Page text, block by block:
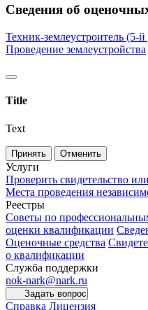
Сведения об
Техник-землеустроитель (5-
Проведение землеустройства
Title
Text
Принять Отменить
Услуги
Проверить свидетельство
Места проведения
Реестры
Советы по
оценки квалификации
Оценочные средства
о квалификации
Служба поддержки
nok-nark@nark.ru
Задать вопрос
Справка Лицензия